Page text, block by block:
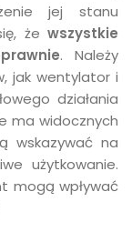
jej stanu
że wszystkie
. Należy
jak wentylator i
działania
ma widocznych
wskazywać na
użytkowanie.
mogą wpływać